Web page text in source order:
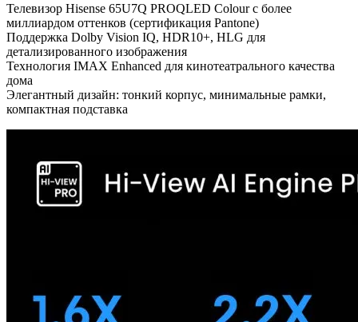
Телевизор Hisense 65U7Q PROQLED Colour с более
миллиардом оттенков (сертификация Pantone)
Поддержка Dolby Vision IQ, HDR10+, HLG для
детализированного изображения
Технология IMAX Enhanced для кинотеатрального качества
дома
Элегантный дизайн: тонкий корпус, минимальные рамки,
компактная подставка